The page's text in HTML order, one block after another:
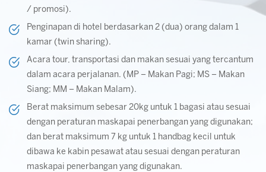
/ promosi).
Penginapan di hotel berdasarkan 2 (dua) orang dalam 1
kamar (twin sharing).
Acara tour, transportasi dan makan sesuai yang tercantum
dalam acara perjalanan. (MP – Makan Pagi; MS – Makan
Siang; MM – Makan Malam).
Berat maksimum sebesar 20kg untuk 1 bagasi atau sesuai
dengan peraturan maskapai penerbangan yang digunakan;
dan berat maksimum 7 kg untuk 1 handbag kecil untuk
dibawa ke kabin pesawat atau sesuai dengan peraturan
maskapai penerbangan yang digunakan.